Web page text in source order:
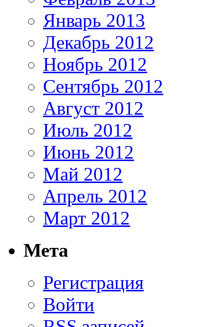
Январь 2013
Декабрь 2012
Ноябрь 2012
Сентябрь 2012
Август 2012
Июль 2012
Июнь 2012
Май 2012
Апрель 2012
Март 2012
Мета
Регистрация
Войти